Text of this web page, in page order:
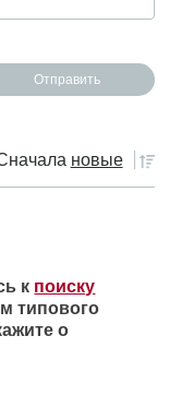
новые
к поиску
типового
о